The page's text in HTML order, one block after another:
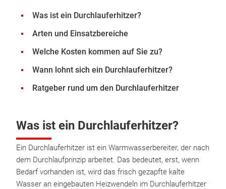
Was ist ein Durchlauferhitzer?
Arten und Einsatzbereiche
Welche Kosten kommen auf Sie zu?
Wann lohnt sich ein Durchlauferhitzer?
Ratgeber rund um den Durchlauferhitzer
Was ist ein Durchlauferhitzer?
Ein Durchlauferhitzer ist ein Warmwasserbereiter, der nach
dem Durchlaufprinzip arbeitet. Das bedeutet, erst, wenn
Bedarf vorhanden ist, wird das frisch gezapfte kalte
Wasser an eingebauten Heizwendeln im Durchlauferhitzer